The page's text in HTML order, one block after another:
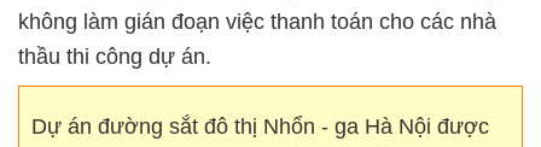
không làm gián đoạn việc thanh toán cho các nhà
thầu thi công dự án.
Dự án đường sắt đô thị Nhổn - ga Hà Nội được